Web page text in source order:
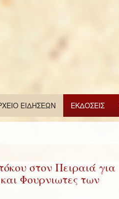
ΕΙΔΗΣΕΩΝ ΕΚΔΟΣΕΙΣ
στον Πειραιά για
Φουρνιωτες των